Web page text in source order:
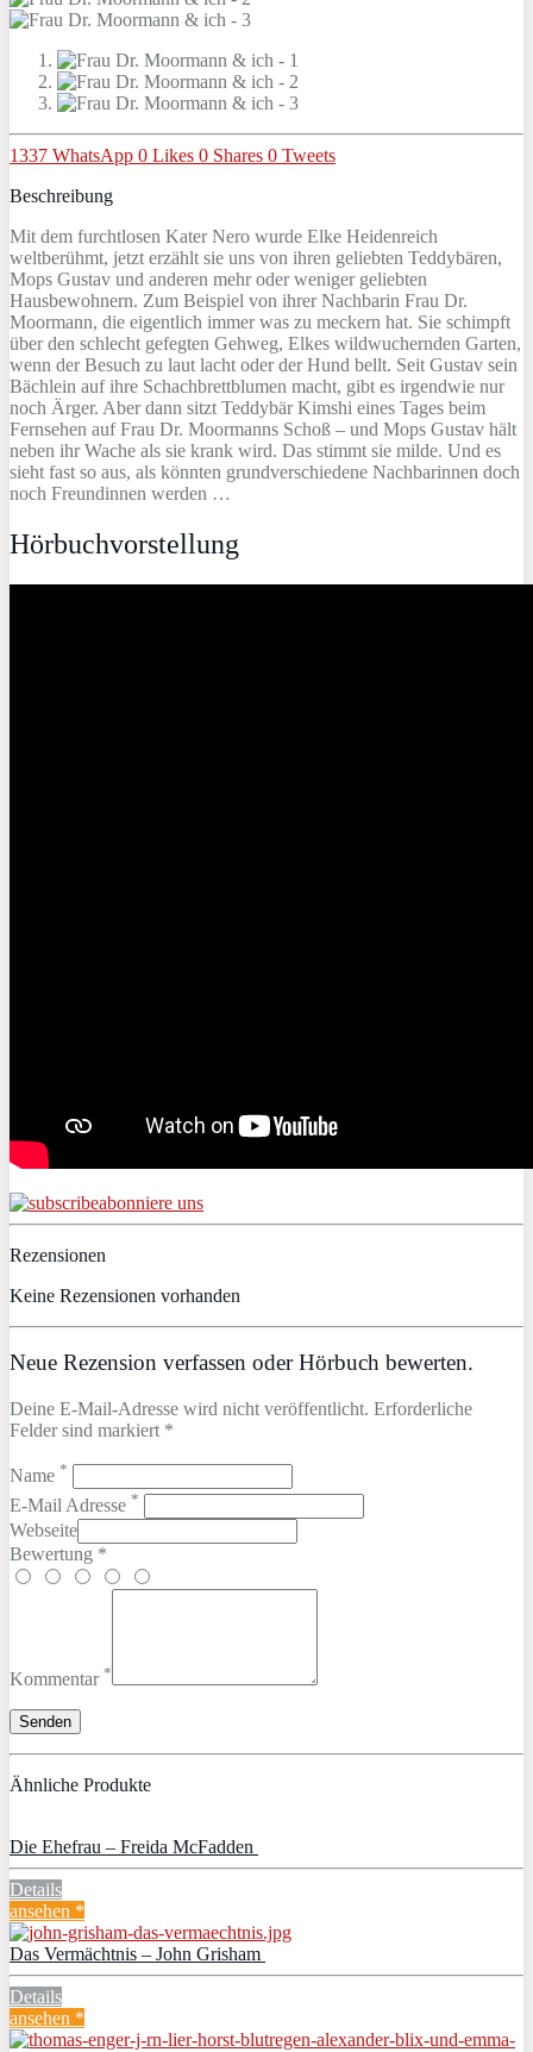
1337 WhatsApp 0 Likes 0 Shares 0 Tweets
Beschreibung
Mit dem furchtlosen Kater Nero wurde Elke Heidenreich
weltberühmt, jetzt erzählt sie uns von ihren geliebten Teddybären,
Mops Gustav und anderen mehr oder weniger geliebten
Hausbewohnern. Zum Beispiel von ihrer Nachbarin Frau Dr.
Moormann, die eigentlich immer was zu meckern hat. Sie schimpft
über den schlecht gefegten Gehweg, Elkes wildwuchernden Garten,
wenn der Besuch zu laut lacht oder der Hund bellt. Seit Gustav sein
Bächlein auf ihre Schachbrettblumen macht, gibt es irgendwie nur
noch Ärger. Aber dann sitzt Teddybär Kimshi eines Tages beim
Fernsehen auf Frau Dr. Moormanns Schoß – und Mops Gustav hält
neben ihr Wache als sie krank wird. Das stimmt sie milde. Und es
sieht fast so aus, als könnten grundverschiedene Nachbarinnen doch
noch Freundinnen werden …
Hörbuchvorstellung
abonniere uns
Rezensionen
Keine Rezensionen vorhanden
Neue Rezension verfassen oder Hörbuch bewerten.
Deine E-Mail-Adresse wird nicht veröffentlicht. Erforderliche
Felder sind markiert *
Name *
E-Mail Adresse *
Webseite
Bewertung *
Kommentar *
Ähnliche Produkte
Die Ehefrau – Freida McFadden
Details
ansehen *
Das Vermächtnis – John Grisham
Details
ansehen *